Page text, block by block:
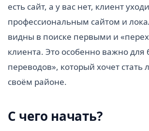
есть сайт, а у вас нет, клиент
профессиональным сайтом и
видны в поиске первыми и
клиента. Это особенно важно для
переводов», который хочет стать
своём районе.
С чего начать?